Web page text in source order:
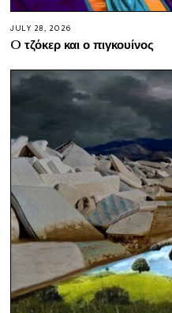
JULY 28, 2026
O τζόκερ και ο πιγκουίνος